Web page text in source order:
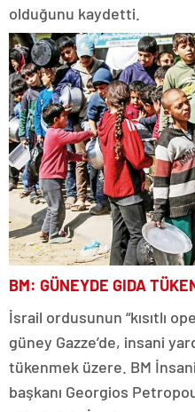
olduğunu kaydetti.
BM: GÜNEYDE GIDA
İsrail ordusunun “kısıtlı
güney Gazze’de, insani
tükenmek üzere. BM İnsani
başkanı Georgios